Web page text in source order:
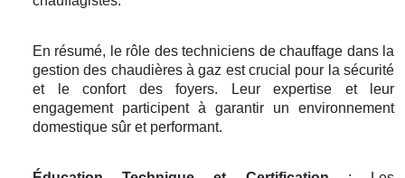
En résumé, le rôle des techniciens de chauffage dans la
gestion des chaudières à gaz est crucial pour la sécurité
et le confort des foyers. Leur expertise et leur
engagement participent à garantir un environnement
domestique sûr et performant.